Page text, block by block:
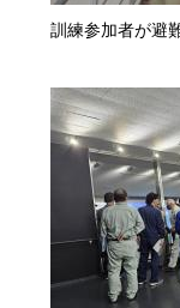
訓練参加者が避